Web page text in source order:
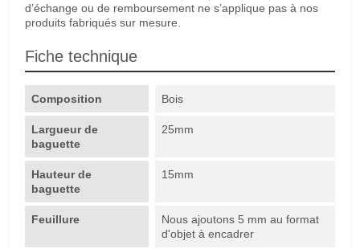
d’échange ou de remboursement ne s’applique pas à nos
produits fabriqués sur mesure.
Fiche technique
Composition Bois
Largueur de
baguette
25mm
Hauteur de
baguette
15mm
Feuillure
Nous ajoutons 5 mm au format
d'objet à encadrer